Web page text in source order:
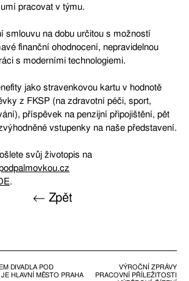
pracovat v týmu.
smlouvu na dobu určitou s možností
finanční ohodnocení, nepravidelnou
s moderními technologiemi.
jako stravenkovou kartu v hodnotě
z FKSP (na zdravotní péči, sport,
příspěvek na penzijní připojištění, pět
vstupenky na naše představení.
svůj životopis na
.
← Zpět
DIVADLA POD
HLAVNÍ MĚSTO PRAHA
VÝROČNÍ ZPRÁVY
PRACOVNÍ PŘÍLEŽITOSTI